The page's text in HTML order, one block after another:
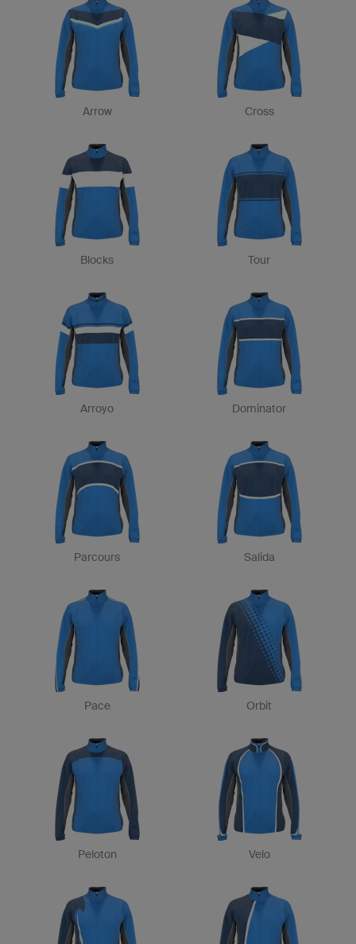
Arrow Cross
Blocks Tour
Arroyo Dominator
Parcours Salida
Pace Orbit
Peloton Velo